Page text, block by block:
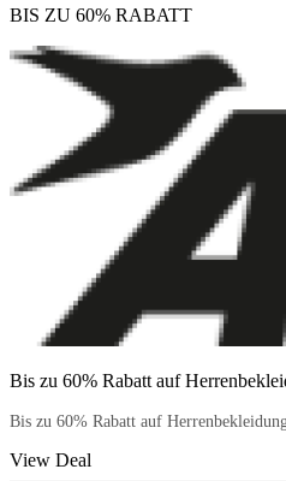
BIS ZU 60% RABATT
Bis zu 60% Rabatt auf
Bis zu 60% Rabatt auf
View Deal